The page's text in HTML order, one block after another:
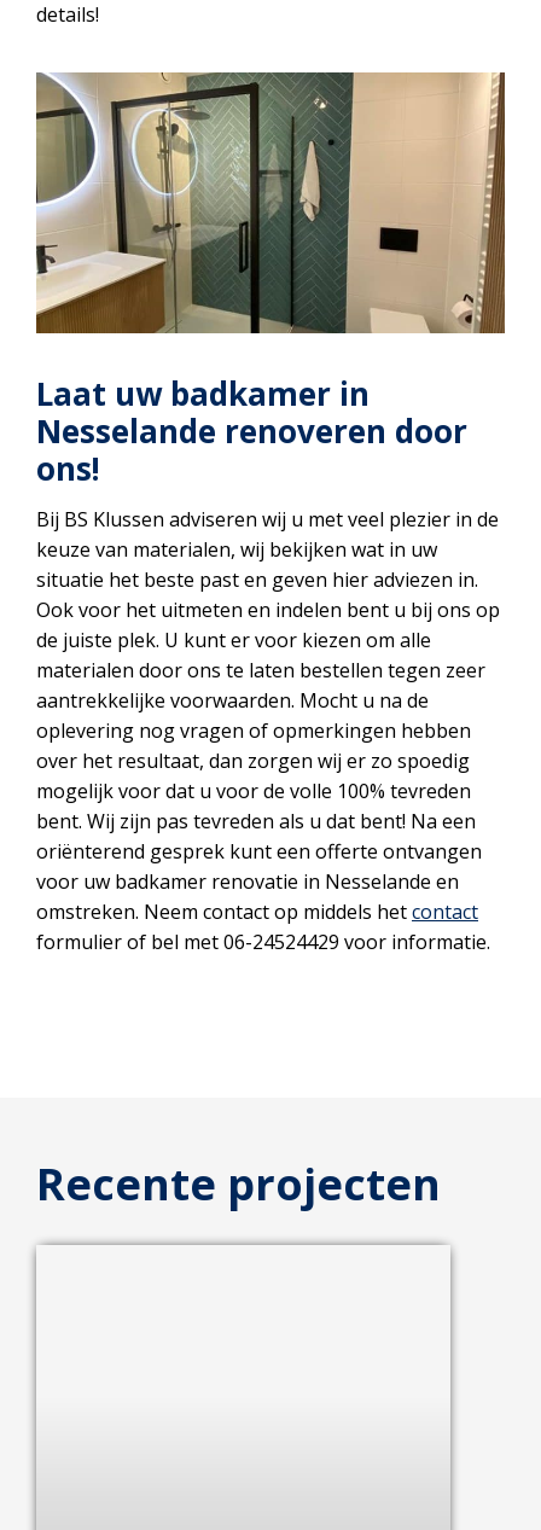
details!
Laat uw badkamer in
Nesselande renoveren door
ons!
Bij BS Klussen adviseren wij u met veel plezier in de
keuze van materialen, wij bekijken wat in uw
situatie het beste past en geven hier adviezen in.
Ook voor het uitmeten en indelen bent u bij ons op
de juiste plek. U kunt er voor kiezen om alle
materialen door ons te laten bestellen tegen zeer
aantrekkelijke voorwaarden. Mocht u na de
oplevering nog vragen of opmerkingen hebben
over het resultaat, dan zorgen wij er zo spoedig
mogelijk voor dat u voor de volle 100% tevreden
bent. Wij zijn pas tevreden als u dat bent! Na een
oriënterend gesprek kunt een offerte ontvangen
voor uw badkamer renovatie in Nesselande en
omstreken. Neem contact op middels hetcontact
formulier of bel met 06-24524429 voor informatie.
Recente projecten